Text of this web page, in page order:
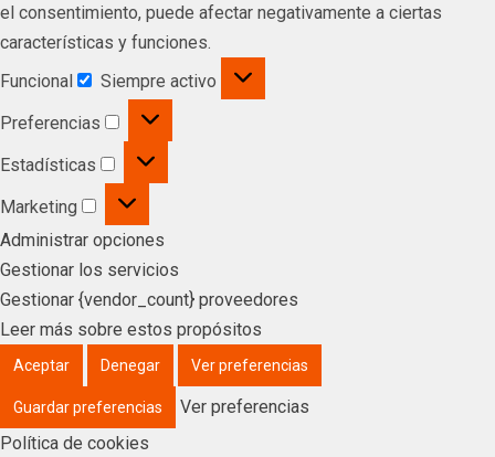
el consentimiento, puede afectar negativamente a ciertas
características y funciones.
Funcional
Siempre activo
Preferencias
Estadísticas
Marketing
Administrar opciones
Gestionar los servicios
Gestionar {vendor_count} proveedores
Leer más sobre estos propósitos
Aceptar Denegar Ver preferencias
Guardar preferencias
Ver preferencias
Política de cookies